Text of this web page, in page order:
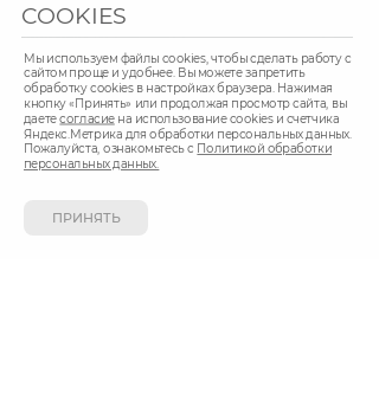
© 2020 Увинская Жемчужина
Официальный Интернет-магазин «Увинская
жемчужина» — оптовая и розничная продажа
природной минеральной воды и сладких
безалкогольных напитков.
+7 3412 911-911 (Ижевск)
COOKIES
Мы используем файлы cookies, чтобы сделать работу с
сайтом проще и удобнее. Вы можете запретить
обработку сookies в настройках браузера. Нажимая
кнопку «Принять» или продолжая просмотр сайта, вы
даетесогласиена использование cookies и счетчика
Яндекс.Метрика для обработки персональных данных.
Пожалуйста, ознакомьтесь с Политикой обработки
персональных данных.
ПРИНЯТЬ